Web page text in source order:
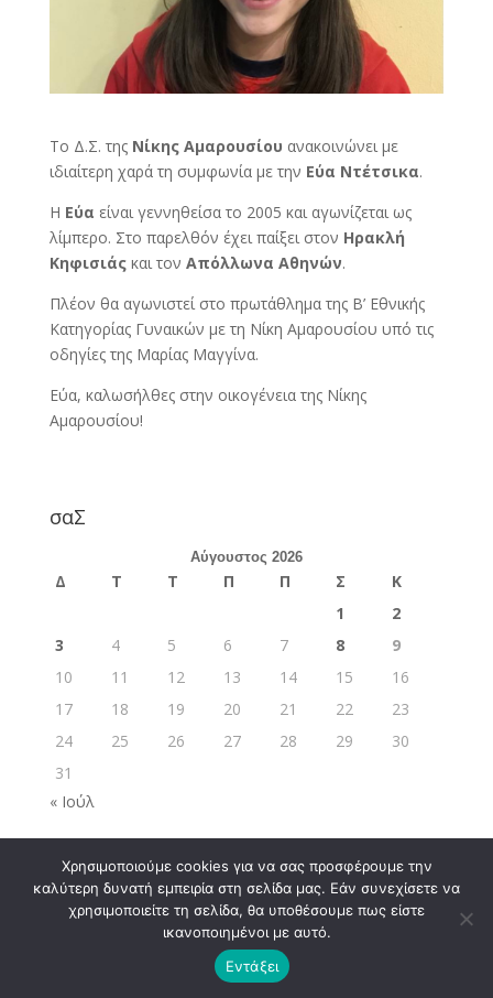
Το Δ.Σ. της Νίκης Αμαρουσίου ανακοινώνει με
ιδιαίτερη χαρά τη συμφωνία με την Εύα Ντέτσικα.
Η Εύα είναι γεννηθείσα το 2005 και αγωνίζεται ως
λίμπερο. Στο παρελθόν έχει παίξει στον Ηρακλή
Κηφισιάςκαι τον Απόλλωνα Αθηνών.
Πλέον θα αγωνιστεί στο πρωτάθλημα της Β’ Εθνικής
Κατηγορίας Γυναικών με τη Νίκη Αμαρουσίου υπό τις
οδηγίες της Μαρίας Μαγγίνα.
Εύα, καλωσήλθες στην οικογένεια της Νίκης
Αμαρουσίου!
σαΣ
Αύγουστος 2026
Δ Τ Τ Π Π Σ
Κ
1
2
3
4 5 6 7 8
9
10
11 12 13 14 15
16
17
18 19 20 21 22
23
24
25 26 27 28 29
30
31
« Ιούλ
Σχεδιάστηκε απόElegant Themes| Υποστηρίζεται
από WordPress
Χρησιμοποιούμε cookies για να σας προσφέρουμε την
καλύτερη δυνατή εμπειρία στη σελίδα μας. Εάν συνεχίσετε να
χρησιμοποιείτε τη σελίδα, θα υποθέσουμε πως είστε
ικανοποιημένοι με αυτό.
Εντάξει